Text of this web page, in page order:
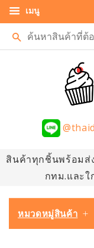
เมนู
ค้นหา
สินค้าทุกชิ้นพร้อมส่
กทม.และใ
หมวดหมู่สินค้า